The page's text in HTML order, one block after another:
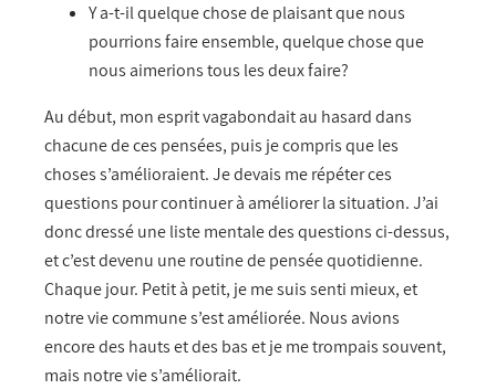
Y a-t-il quelque chose de plaisant que nous
pourrions faire ensemble, quelque chose que
nous aimerions tous les deux faire?
Au début, mon esprit vagabondait au hasard dans
chacune de ces pensées, puis je compris que les
choses s’amélioraient. Je devais me répéter ces
questions pour continuer à améliorer la situation. J’ai
donc dressé une liste mentale des questions ci-dessus,
et c’est devenu une routine de pensée quotidienne.
Chaque jour. Petit à petit, je me suis senti mieux, et
notre vie commune s’est améliorée. Nous avions
encore des hauts et des bas et je me trompais souvent,
mais notre vie s’améliorait.